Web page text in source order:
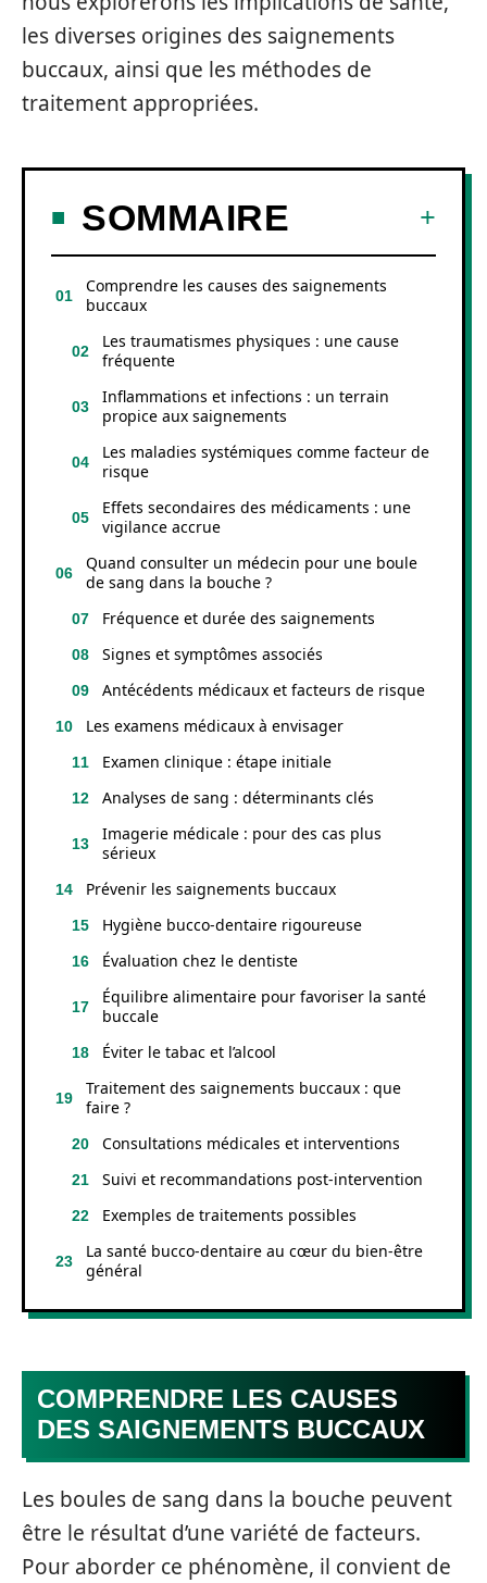
les diverses origines des saignements
buccaux, ainsi que les méthodes de
traitement appropriées.
SOMMAIRE
Comprendre les causes des saignements
buccaux
Les traumatismes physiques : une cause
fréquente
Inflammations et infections : un terrain
propice aux saignements
Les maladies systémiques comme facteur de
risque
Effets secondaires des médicaments : une
vigilance accrue
Quand consulter un médecin pour une boule
de sang dans la bouche ?
Fréquence et durée des saignements
Signes et symptômes associés
Antécédents médicaux et facteurs de risque
Les examens médicaux à envisager
Examen clinique : étape initiale
Analyses de sang : déterminants clés
Imagerie médicale : pour des cas plus
sérieux
Prévenir les saignements buccaux
Hygiène bucco-dentaire rigoureuse
Évaluation chez le dentiste
Équilibre alimentaire pour favoriser la santé
buccale
Éviter le tabac et l’alcool
Traitement des saignements buccaux : que
faire ?
Consultations médicales et interventions
Suivi et recommandations post-intervention
Exemples de traitements possibles
La santé bucco-dentaire au cœur du bien-être
général
COMPRENDRE LES CAUSES
DES SAIGNEMENTS BUCCAUX
Les boules de sang dans la bouche peuvent
être le résultat d’une variété de facteurs.
Pour aborder ce phénomène, il convient de